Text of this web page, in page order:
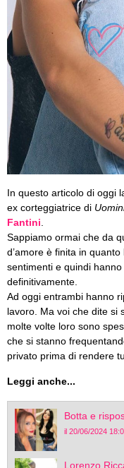
In questo articolo di oggi
ex corteggiatrice di
Fantini
Sappiamo ormai che da
d’amore è finita in
sentimenti e quindi
definitivamente.
Ad oggi entrambi hanno
lavoro. Ma voi che dite si
molte volte loro sono
che si stanno
privato prima di rendere
Leggi anche...
Botta e
il 20/06/2024
Lorenzo